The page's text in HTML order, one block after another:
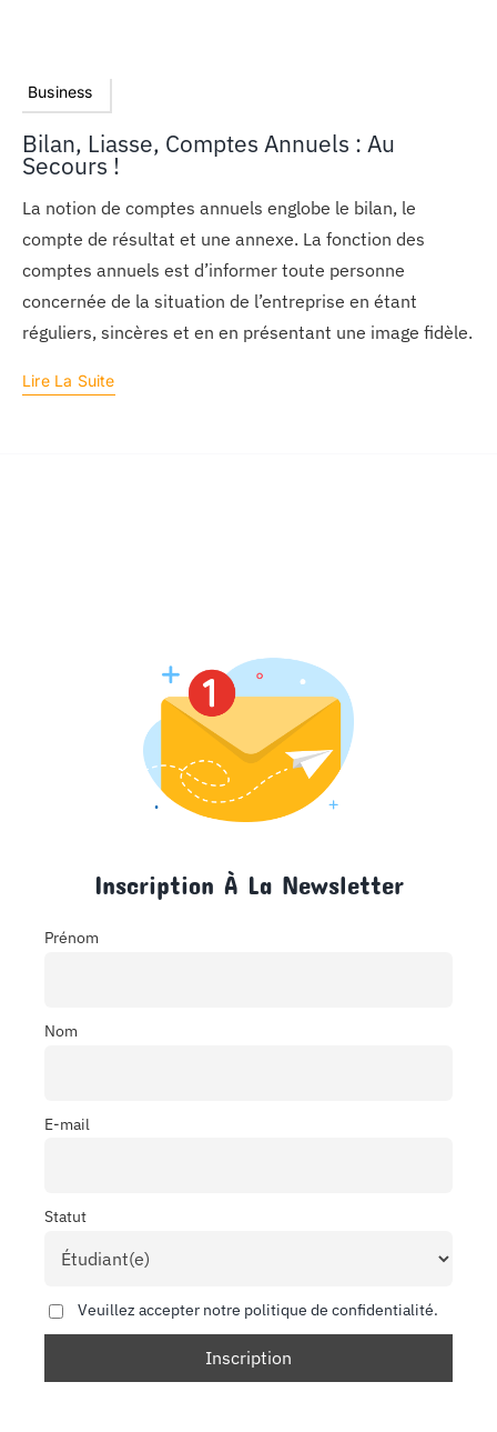
Business
Bilan, Liasse, Comptes Annuels : Au
Secours !
La notion de comptes annuels englobe le bilan, le
compte de résultat et une annexe. La fonction des
comptes annuels est d’informer toute personne
concernée de la situation de l’entreprise en étant
réguliers, sincères et en en présentant une image fidèle.
Lire La Suite
Inscription À La Newsletter
Prénom
Nom
E-mail
Statut
Veuillez accepter notre politique de confidentialité.